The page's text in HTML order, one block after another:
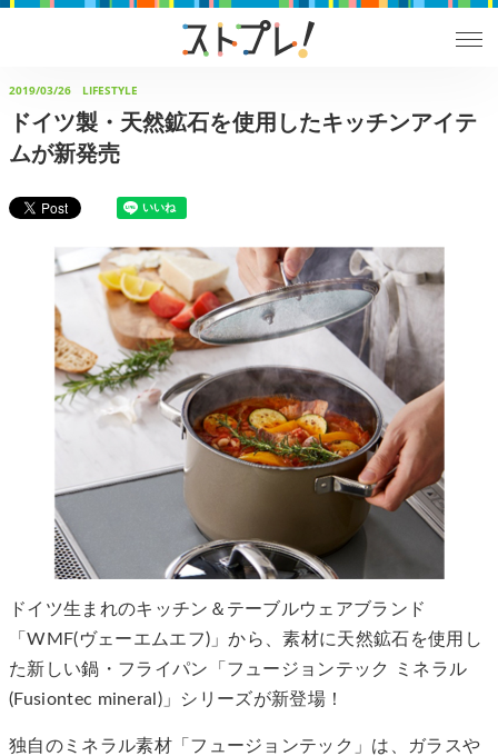
2019/03/26 LIFESTYLE
ドイツ製・天然鉱石を使用したキッチンアイテ
ムが新発売
ドイツ生まれのキッチン＆テーブルウェアブランド
「WMF(ヴェーエムエフ)」から、素材に天然鉱石を使用し
た新しい鍋・フライパン「フュージョンテック ミネラル
(Fusiontec mineral)」シリーズが新登場！
独自のミネラル素材「フュージョンテック」は、ガラスや